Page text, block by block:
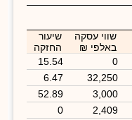
שווי עסקה
באלפי ₪
שיעור
החזקה
0
15.54
32,250
6.47
3,000
52.89
2,409
0